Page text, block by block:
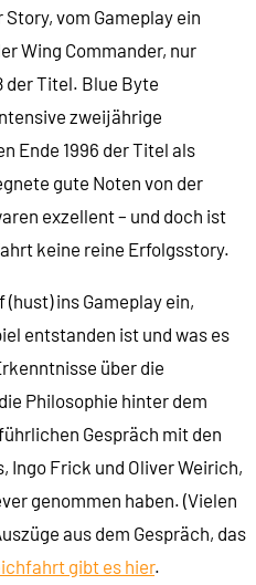
viele Torpedos!
Wasser
und Geschütztürme
Interface
Muss man lernen
vom Gameplay ein
Wing Commander, nur
der Titel. Blue Byte
zweijährige
Ende 1996 der Titel als
gute Noten von der
exzellent – und doch ist
keine reine Erfolgsstory.
ins Gameplay ein,
entstanden ist und was es
über die
Philosophie hinter dem
Gespräch mit den
Frick und Oliver Weirich,
genommen haben. (Vielen
aus dem Gespräch, das
gibt es hier.